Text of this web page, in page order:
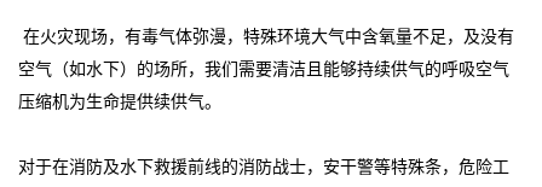
在火灾现场，有毒气体弥漫，特殊环境大气中含氧量不足，及没有
空气（如水下）的场所，我们需要清洁且能够持续供气的呼吸空气
压缩机为生命提供续供气。
对于在消防及水下救援前线的消防战士，安干警等特殊条，危险工